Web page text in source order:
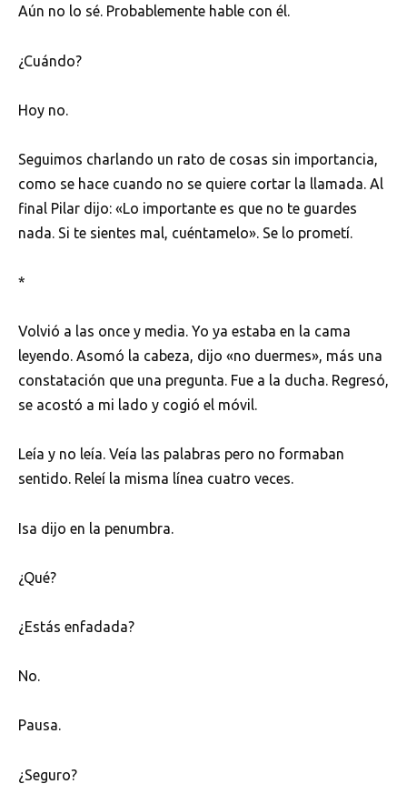
Aún no lo sé. Probablemente hable con él.
¿Cuándo?
Hoy no.
Seguimos charlando un rato de cosas sin importancia,
como se hace cuando no se quiere cortar la llamada. Al
final Pilar dijo: «Lo importante es que no te guardes
nada. Si te sientes mal, cuéntamelo». Se lo prometí.
*
Volvió a las once y media. Yo ya estaba en la cama
leyendo. Asomó la cabeza, dijo «no duermes», más una
constatación que una pregunta. Fue a la ducha. Regresó,
se acostó a mi lado y cogió el móvil.
Leía y no leía. Veía las palabras pero no formaban
sentido. Releí la misma línea cuatro veces.
Isa dijo en la penumbra.
¿Qué?
¿Estás enfadada?
No.
Pausa.
¿Seguro?